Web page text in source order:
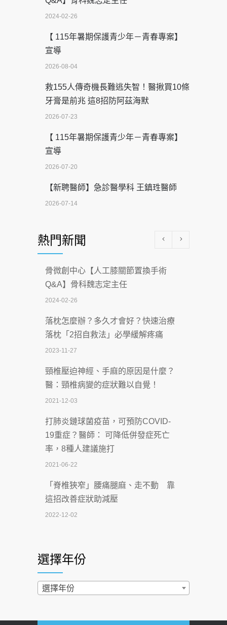
2024-02-26
【 115年暑期保護青少年－青春專案】
宣導
2026-08-04
救155人傳奇機長難逃失智！醫揪買10條
牙膏是前兆 這8招防阿茲海默
2026-07-23
【 115年暑期保護青少年－青春專案】
宣導
2026-07-20
【新聘醫師】急診醫學科 王鎮珄醫師
2026-07-14
科能量
2026-07-08
沒菸酒也瀕臨洗腎？65歲男靠「這習
慣」逆轉腎功能 醫揭3招救命
2026-07-08
體溫飆破41度！醫連收兩例中暑病例：
致死率達8成
2026-07-07
深耕萬華55年 西園醫院回顧發展歷程與
智慧 醫療布局
2026-07-06
【115年臺北市「防癌保衛戰：健康好禮
一手刮」】 宣導
2026-07-02
2026-07-02
4連霸議員黃秋澤癌逝！食道癌為何奪命
西園醫院55周年 7／10捐血公益活動 邀
民眾熱血響應
2026-06-30
熱門新聞
骨微創中心【人工膝關節置換手術
Q&A】骨科魏志定主任
2024-02-26
落枕怎麼辦？多久才會好？快速治療
落枕「2招自救法」必學緩解疼痛
2023-11-27
頸椎壓迫神經、手麻的原因是什麼？
醫：頸椎病變的症狀難以自覺！
2021-12-03
打肺炎鏈球菌疫苗，可預防COVID-
19重症？醫師： 可降低併發症死亡
率，8種人建議施打
2021-06-22
「脊椎狹窄」腰痛腿麻、走不動 靠
這招改善症狀助減壓
2022-12-02
2022-02-17
過量維生素D和鈣恐罹癌? 醫師釋
選擇年份
選擇年份